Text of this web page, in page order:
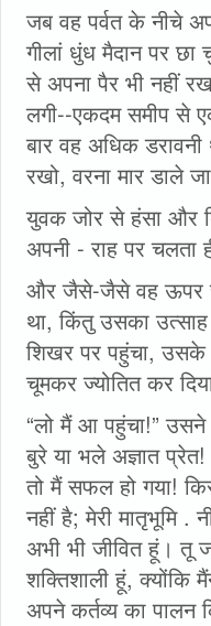
जब वह पर्वत के नीचे
गीलां धुंध मैदान पर छा
से अपना पैर भी नहीं
लगी--एकदम समीप से
बार वह अधिक
रखो, वरना मार डाले
युवक जोर से हंसा और
अपनी - राह पर चलता
और जैसे-जैसे वह ऊपर
था, किंतु उसका
शिखर पर पहुंचा, उसके
चूमकर ज्योतित कर
“लो मैं आ पहुंचा!”
बुरे या भले अज्ञात प्रेत!
तो मैं सफल हो गया!
नहीं है; मेरी मातृभूमि
अभी भी जीवित हूं। तू
शक्तिशाली हूं, क्योंकि
अपने कर्तव्य का पालन